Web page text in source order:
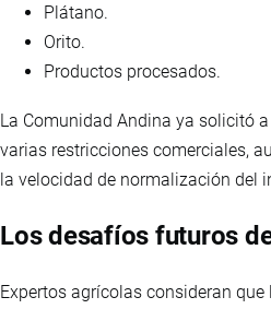
Plátano.
Orito.
Productos procesados.
La Comunidad Andina ya solicitó
varias restricciones comerciales,
la velocidad de normalización del
Los desafíos futuros
Expertos agrícolas consideran